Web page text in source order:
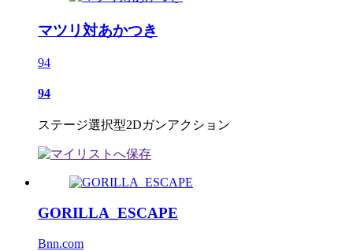
マツリ対あかつき
94
94
ステージ選択型2Dガンアクション
GORILLA_ESCAPE
Bnn.com